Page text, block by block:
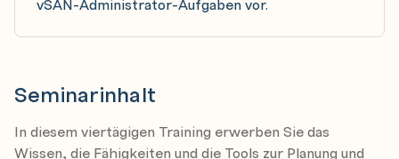
vSAN-Administrator-Aufgaben vor.
Seminarinhalt
In diesem viertägigen Training erwerben Sie das
Wissen, die Fähigkeiten und die Tools zur Planung und